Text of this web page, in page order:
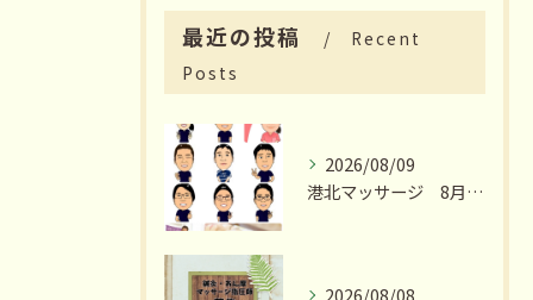
最近の投稿
Recent
Posts
2026/08/09
港北マッサージ 8月のおススメは
2026/08/08